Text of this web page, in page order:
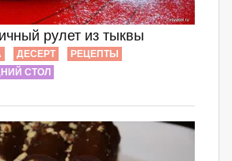
рулет из тыквы
ДЕСЕРТ
РЕЦЕПТЫ
СТОЛ